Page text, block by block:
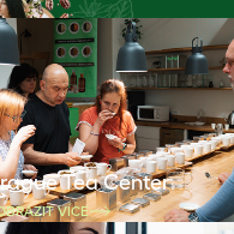
Tea Center
VÍCE